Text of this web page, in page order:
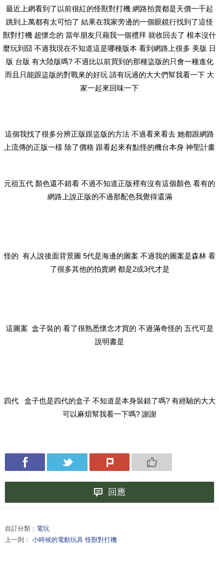
最近上網看到了以前很紅的怪獸對打機 網路拍賣都是天價一千起
跳到上萬都有太可怕了 結果在我家旁邊的一個眼鏡行找到了這怪
獸對打機 超懷念的 當年朋友只藉我一個禮拜 就收回去了 根本沒什
麼玩到囧 不過我現在不知道這是哪種版本 看到網路上很多 美版 日
版 台版 有大陸版嗎? 不過比以前買到的那種盜版的只會一種進化
而且只能跟盜版的對戰來的好玩 請有玩過的大大們幫我看一下 大
家一起來回味一下
這個我找了很多分辨正版跟盜版的方法 不過看來看去 她都跟網路
上流傳的正版一樣 除了價格 跟看起來有點怪的機台本身 神聖計畫
元祖五代 顏色還不錯看 不過不知道正版裡有沒有這個顏色 看有的
網路上說正版的不過那配色我覺得還滿
怪的 有人說後面背景圖 5代是海邊的圖案 不過我的圖案是森林 看
了很多其他的拍賣網 都是2或3代才是
這圖案 盒子裝的 看了很熟悉懷念才買的 不過滿奇怪的 五代可是
說明書是
四代 盒子也是四代的盒子 不知道是本身裝錯了嗎? 有經驗的大大
可以麻煩幫我看一下嗎? 謝謝
回應
自訂分類： 電玩
上一則： 小時候的電動玩具 怪獸對打機